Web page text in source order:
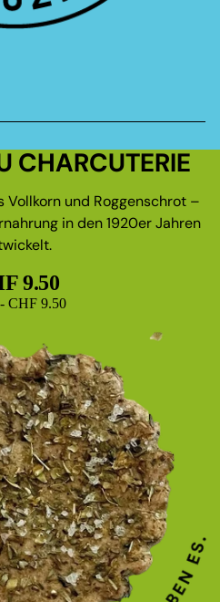
CHARCUTERIE
Vollkorn und Roggenschrot –
in den 1920er Jahren
9.50
CHF 9.50